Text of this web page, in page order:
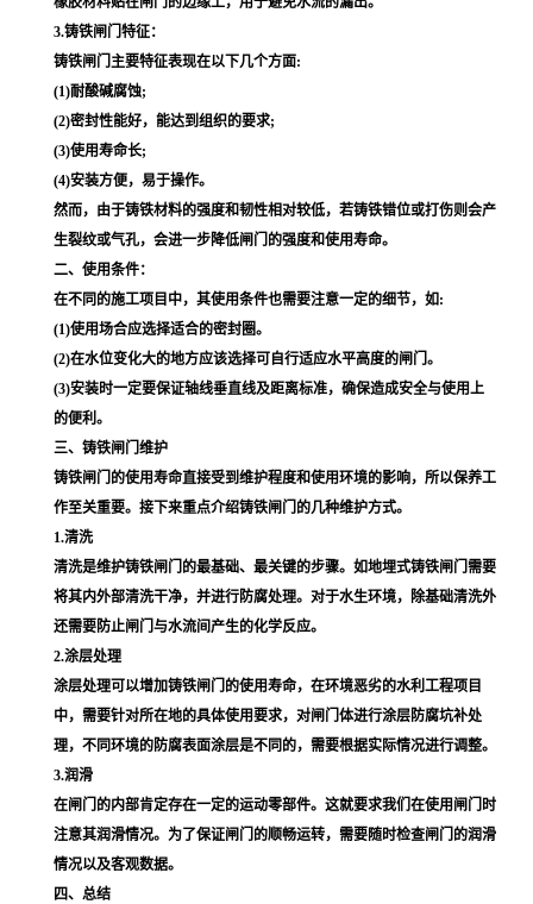
3.铸铁闸门特征：
铸铁闸门主要特征表现在以下几个方面:
(1)耐酸碱腐蚀;
(2)密封性能好，能达到组织的要求;
(3)使用寿命长;
(4)安装方便，易于操作。
然而，由于铸铁材料的强度和韧性相对较低，若铸铁错位或打伤则会产
生裂纹或气孔，会进一步降低闸门的强度和使用寿命。
二、使用条件：
在不同的施工项目中，其使用条件也需要注意一定的细节，如:
(1)使用场合应选择适合的密封圈。
(2)在水位变化大的地方应该选择可自行适应水平高度的闸门。
(3)安装时一定要保证轴线垂直线及距离标准，确保造成安全与使用上
的便利。
三、铸铁闸门维护
铸铁闸门的使用寿命直接受到维护程度和使用环境的影响，所以保养工
作至关重要。接下来重点介绍铸铁闸门的几种维护方式。
1.清洗
清洗是维护铸铁闸门的最基础、最关键的步骤。如地埋式铸铁闸门需要
将其内外部清洗干净，并进行防腐处理。对于水生环境，除基础清洗外
还需要防止闸门与水流间产生的化学反应。
2.涂层处理
涂层处理可以增加铸铁闸门的使用寿命，在环境恶劣的水利工程项目
中，需要针对所在地的具体使用要求，对闸门体进行涂层防腐坑补处
理，不同环境的防腐表面涂层是不同的，需要根据实际情况进行调整。
3.润滑
在闸门的内部肯定存在一定的运动零部件。这就要求我们在使用闸门时
注意其润滑情况。为了保证闸门的顺畅运转，需要随时检查闸门的润滑
情况以及客观数据。
四、总结